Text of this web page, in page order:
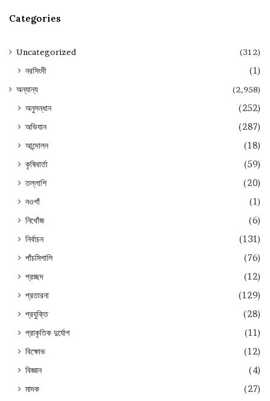
Categories
Uncategorized (312)
নরসিংদী (1)
অন্যান্য (2,958)
অনুসন্ধান
(252)
অভিযান
(287)
আন্দোলন
(18)
কৃষিবার্তা
(59)
তল্লাশি
(20)
নওগাঁ
(1)
নিখোঁজ
(6)
নির্বাচন
(131)
পাঁচমিশালি
(76)
প্রচ্ছদ
(12)
প্রতারনা
(129)
প্রযুক্তি
(28)
প্রাকৃতিক দুর্যোগ
(11)
বিক্ষোভ
(12)
বিজ্ঞান
(4)
মাদক
(27)